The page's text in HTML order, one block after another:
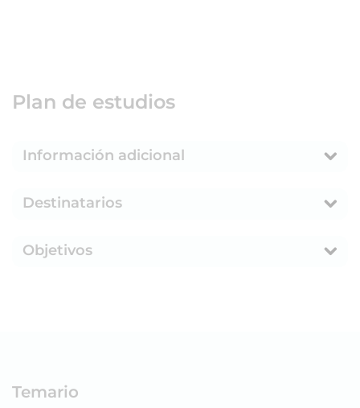
Plan de estudios
Información adicional
Destinatarios
Objetivos
Temario